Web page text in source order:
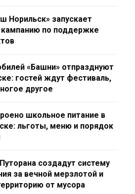
Норильск» запускает
по поддержке
«Башни» отпразднуют
гостей ждут фестиваль,
другое
школьное питание в
льготы, меню и порядок
создадут систему
за вечной мерзлотой и
от мусора